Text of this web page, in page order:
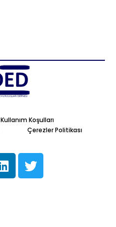
Kullanım Koşulları
Çerezler Politikası